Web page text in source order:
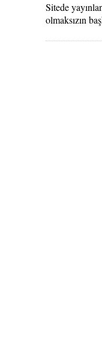
Sitede
olmaksızın